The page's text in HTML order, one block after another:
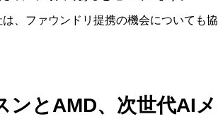
は、ファウンドリ提携の機会についても協
ンとAMD、次世代AI